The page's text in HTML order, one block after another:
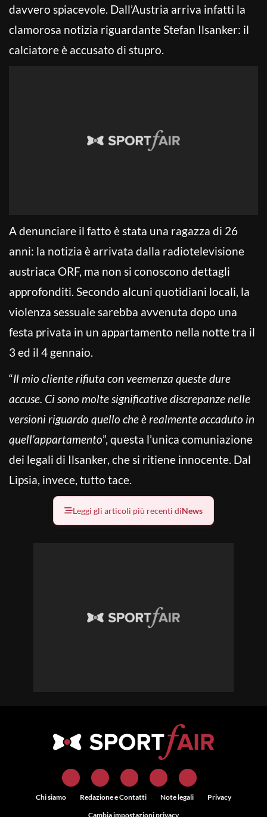
davvero spiacevole. Dall’Austria arriva infatti la
clamorosa notizia riguardante Stefan Ilsanker: il
calciatore è accusato di stupro.
A denunciare il fatto è stata una ragazza di 26
anni: la notizia è arrivata dalla radiotelevisione
austriaca ORF, ma non si conoscono dettagli
approfonditi. Secondo alcuni quotidiani locali, la
violenza sessuale sarebba avvenuta dopo una
festa privata in un appartamento nella notte tra il
3 ed il 4 gennaio.
“Il mio cliente rifiuta con veemenza queste dure
accuse. Ci sono molte significative discrepanze nelle
versioni riguardo quello che è realmente accaduto in
quell’appartamento”, questa l’unica comuniazione
dei legali di Ilsanker, che si ritiene innocente. Dal
Lipsia, invece, tutto tace.
Leggi gli articoli più recenti diNews
Chi siamo Redazione e Contatti Note legali
Privacy
Cambia impostazioni privacy